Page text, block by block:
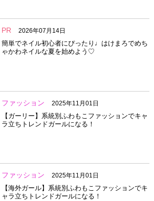
PR 2026年07月14日
簡単でネイル初心者にぴったり♩はけまろでめち
ゃかわネイルな夏を始めよう♡
ファッション 2025年11月01日
【ガーリー】系統別ふわもこファッションでキャ
ラ立ちトレンドガールになる！
ファッション 2025年11月01日
【海外ガール】系統別ふわもこファッションでキ
ャラ立ちトレンドガールになる！